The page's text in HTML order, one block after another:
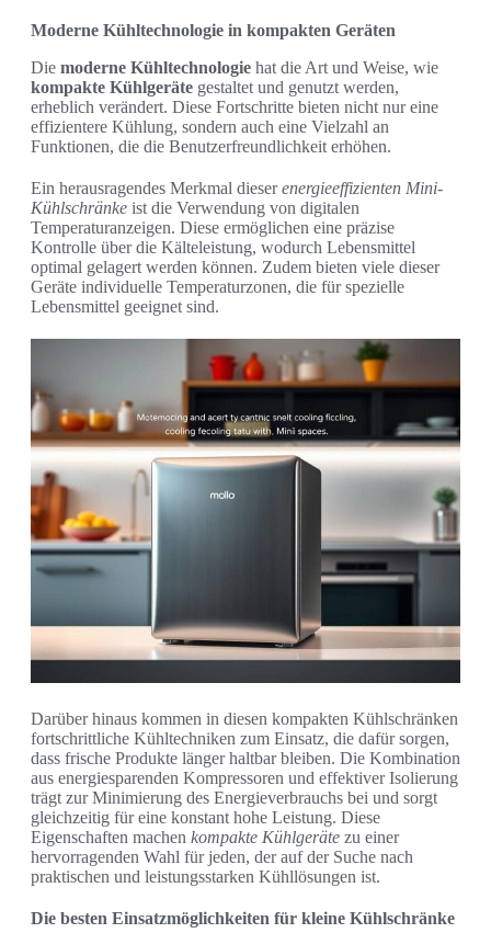
Moderne Kühltechnologie in kompakten Geräten
Die moderne Kühltechnologie hat die Art und Weise, wie
kompakte Kühlgeräte gestaltet und genutzt werden,
erheblich verändert. Diese Fortschritte bieten nicht nur eine
effizientere Kühlung, sondern auch eine Vielzahl an
Funktionen, die die Benutzerfreundlichkeit erhöhen.
Ein herausragendes Merkmal dieserenergieeffizienten Mini-
Kühlschränke ist die Verwendung von digitalen
Temperaturanzeigen. Diese ermöglichen eine präzise
Kontrolle über die Kälteleistung, wodurch Lebensmittel
optimal gelagert werden können. Zudem bieten viele dieser
Geräte individuelle Temperaturzonen, die für spezielle
Lebensmittel geeignet sind.
Darüber hinaus kommen in diesen kompakten Kühlschränken
fortschrittliche Kühltechniken zum Einsatz, die dafür sorgen,
dass frische Produkte länger haltbar bleiben. Die Kombination
aus energiesparenden Kompressoren und effektiver Isolierung
trägt zur Minimierung des Energieverbrauchs bei und sorgt
gleichzeitig für eine konstant hohe Leistung. Diese
Eigenschaften machen kompakte Kühlgeräte zu einer
hervorragenden Wahl für jeden, der auf der Suche nach
praktischen und leistungsstarken Kühllösungen ist.
Die besten Einsatzmöglichkeiten für kleine Kühlschränke